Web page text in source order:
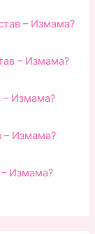
– Измама?
– Измама?
– Измама?
– Измама?
Измама?